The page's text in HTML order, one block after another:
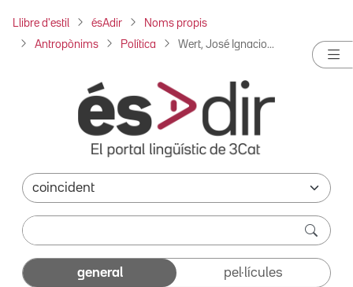
Llibre d'estil ésAdir Noms propis
Antropònims Política Wert, José Ignacio...
general pel·lícules